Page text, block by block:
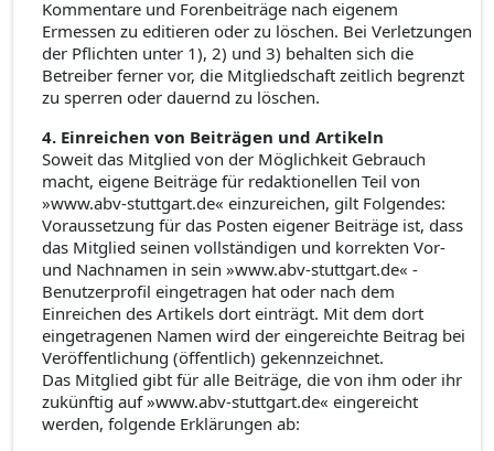
Kommentare und Forenbeiträge nach eigenem
Ermessen zu editieren oder zu löschen. Bei Verletzungen
der Pflichten unter 1), 2) und 3) behalten sich die
Betreiber ferner vor, die Mitgliedschaft zeitlich begrenzt
zu sperren oder dauernd zu löschen.
4. Einreichen von Beiträgen und Artikeln
Soweit das Mitglied von der Möglichkeit Gebrauch
macht, eigene Beiträge für redaktionellen Teil von
»www.abv-stuttgart.de« einzureichen, gilt Folgendes:
Voraussetzung für das Posten eigener Beiträge ist, dass
das Mitglied seinen vollständigen und korrekten Vor-
und Nachnamen in sein »www.abv-stuttgart.de« -
Benutzerprofil eingetragen hat oder nach dem
Einreichen des Artikels dort einträgt. Mit dem dort
eingetragenen Namen wird der eingereichte Beitrag bei
Veröffentlichung (öffentlich) gekennzeichnet.
Das Mitglied gibt für alle Beiträge, die von ihm oder ihr
zukünftig auf »www.abv-stuttgart.de« eingereicht
werden, folgende Erklärungen ab: